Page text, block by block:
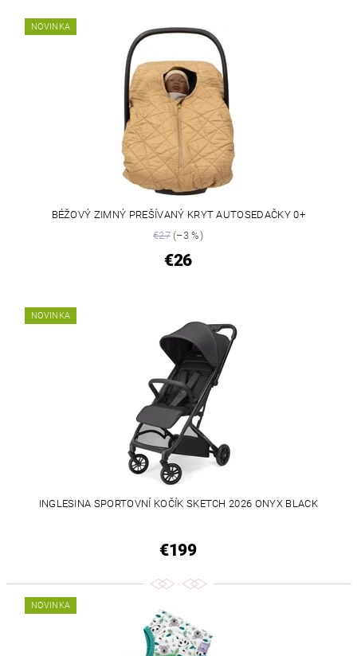
NOVINKA
BÉŽOVÝ ZIMNÝ PREŠÍVANÝ KRYT AUTOSEDAČKY 0+
€27(–3 %)
€26
NOVINKA
INGLESINA SPORTOVNÍ KOČÍK SKETCH 2026 ONYX BLACK
€199
NOVINKA